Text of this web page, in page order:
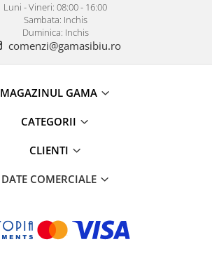
Luni - Vineri: 08:00 - 16:00
Sambata: Inchis
Duminica: Inchis
comenzi@gamasibiu.ro
MAGAZINUL GAMA
CATEGORII
CLIENTI
DATE COMERCIALE